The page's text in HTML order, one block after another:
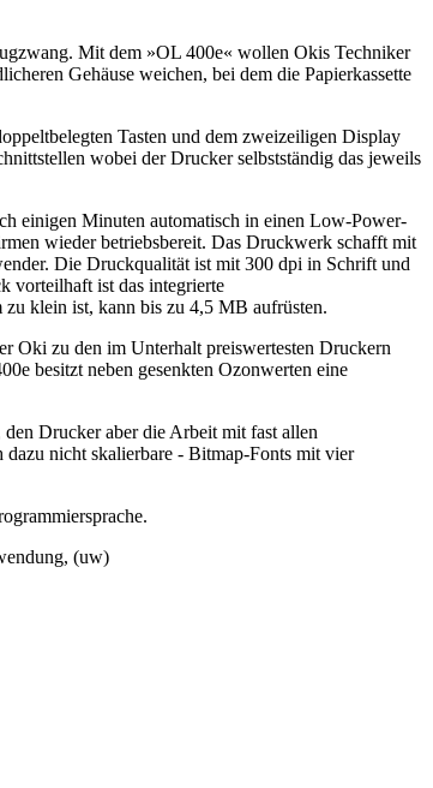
Mit dem »OL 400e« wollen Okis Techniker
Gehäuse weichen, bei dem die Papierkassette
Tasten und dem zweizeiligen Display
wobei der Drucker selbstständig das jeweils
einigen Minuten automatisch in einen Low-Power-
wieder betriebsbereit. Das Druckwerk schafft mit
Die Druckqualität ist mit 300 dpi in Schrift und
vorteilhaft ist das integrierte
klein ist, kann bis zu 4,5 MB aufrüsten.
Oki zu den im Unterhalt preiswertesten Druckern
besitzt neben gesenkten Ozonwerten eine
Drucker aber die Arbeit mit fast allen
nicht skalierbare - Bitmap-Fonts mit vier
(uw)